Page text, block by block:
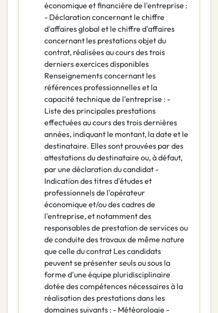
économique et financière de l'entreprise :
- Déclaration concernant le chiffre
d'affaires global et le chiffre d'affaires
concernant les prestations objet du
contrat, réalisées au cours des trois
derniers exercices disponibles
Renseignements concernant les
références professionnelles et la
capacité technique de l'entreprise : -
Liste des principales prestations
effectuées au cours des trois dernières
années, indiquant le montant, la date et le
destinataire. Elles sont prouvées par des
attestations du destinataire ou, à défaut,
par une déclaration du candidat -
Indication des titres d'études et
professionnels de l'opérateur
économique et/ou des cadres de
l'entreprise, et notamment des
responsables de prestation de services ou
de conduite des travaux de même nature
que celle du contrat Les candidats
peuvent se présenter seuls ou sous la
forme d'une équipe pluridisciplinaire
dotée des compétences nécessaires à la
réalisation des prestations dans les
domaines suivants : - Météorologie -